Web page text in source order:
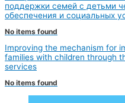
поддержки семей с детьми
обеспечения и социальных
No items found
Improving the mechanism for
families with children through
services
No items found